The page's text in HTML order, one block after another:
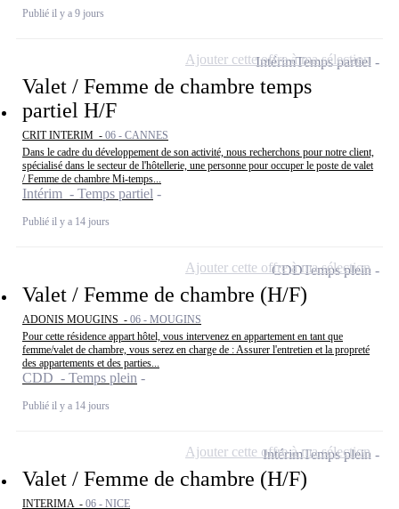
Publié il y a 9 jours
Valet / Femme de chambre temps
partiel H/F
CRIT INTERIM - 06 - CANNES
Dans le cadre du développement de son activité, nous recherchons pour notre client,
spécialisé dans le secteur de l'hôtellerie, une personne pour occuper le poste de valet
/ Femme de chambre Mi-temps...
Intérim - Temps partiel
Publié il y a 14 jours
IntérimTemps partiel
Ajouter cette offre à ma sélection
Valet / Femme de chambre (H/F)
ADONIS MOUGINS - 06 - MOUGINS
Pour cette résidence appart hôtel, vous intervenez en appartement en tant que
femme/valet de chambre, vous serez en charge de : Assurer l'entretien et la propreté
des appartements et des parties...
CDD - Temps plein
Publié il y a 14 jours
CDDTemps plein
Ajouter cette offre à ma sélection
Valet / Femme de chambre (H/F)
INTERIMA - 06 - NICE
IntérimTemps plein
Ajouter cette offre à ma sélection